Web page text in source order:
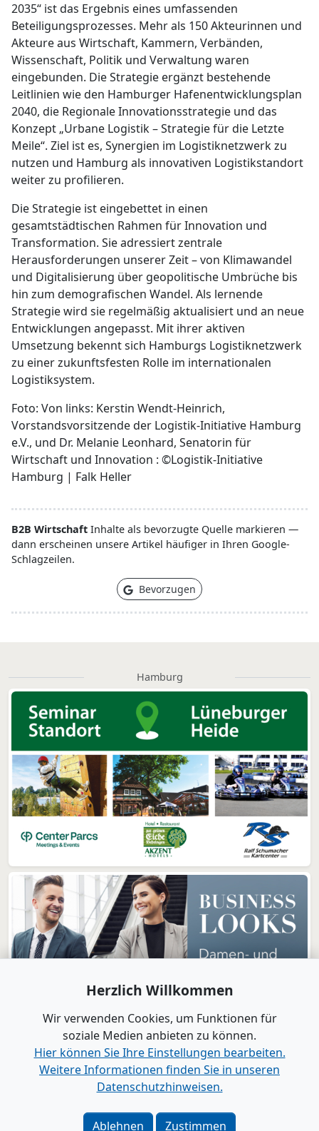
2035“ ist das Ergebnis eines umfassenden
Beteiligungsprozesses. Mehr als 150 Akteurinnen und
Akteure aus Wirtschaft, Kammern, Verbänden,
Wissenschaft, Politik und Verwaltung waren
eingebunden. Die Strategie ergänzt bestehende
Leitlinien wie den Hamburger Hafenentwicklungsplan
2040, die Regionale Innovationsstrategie und das
Konzept „Urbane Logistik – Strategie für die Letzte
Meile“. Ziel ist es, Synergien im Logistiknetzwerk zu
nutzen und Hamburg als innovativen Logistikstandort
weiter zu profilieren.
Die Strategie ist eingebettet in einen
gesamtstädtischen Rahmen für Innovation und
Transformation. Sie adressiert zentrale
Herausforderungen unserer Zeit – von Klimawandel
und Digitalisierung über geopolitische Umbrüche bis
hin zum demografischen Wandel. Als lernende
Strategie wird sie regelmäßig aktualisiert und an neue
Entwicklungen angepasst. Mit ihrer aktiven
Umsetzung bekennt sich Hamburgs Logistiknetzwerk
zu einer zukunftsfesten Rolle im internationalen
Logistiksystem.
Foto: Von links: Kerstin Wendt-Heinrich,
Vorstandsvorsitzende der Logistik-Initiative Hamburg
e.V., und Dr. Melanie Leonhard, Senatorin für
Wirtschaft und Innovation : ©Logistik-Initiative
Hamburg | Falk Heller
B2B Wirtschaft Inhalte als bevorzugte Quelle markieren —
dann erscheinen unsere Artikel häufiger in Ihren Google-
Schlagzeilen.
Bevorzugen
Hamburg
www.B2B-Wirtschaft.de
Impressum|Datenschutz|Barrierefreiheit
Herzlich Willkommen
Wir verwenden Cookies, um Funktionen für
soziale Medien anbieten zu können.
Hier können Sie Ihre Einstellungen bearbeiten.
Weitere Informationen finden Sie in unseren
Datenschutzhinweisen.
Ablehnen Zustimmen